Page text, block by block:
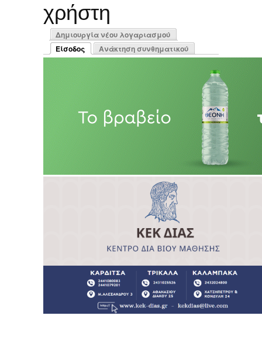
χρήστη
Πρωτεύουσες καρτέλες
Δημιουργία νέου λογαριασμού
Είσοδος
(ενεργή καρτέλα)
Ανάκτηση συνθηματικού